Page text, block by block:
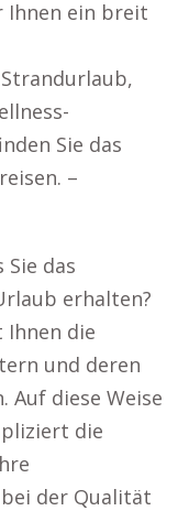
Ihnen ein breit
Sie das
–
Sie das
erhalten?
Ihnen die
und deren
diese Weise
die
der Qualität